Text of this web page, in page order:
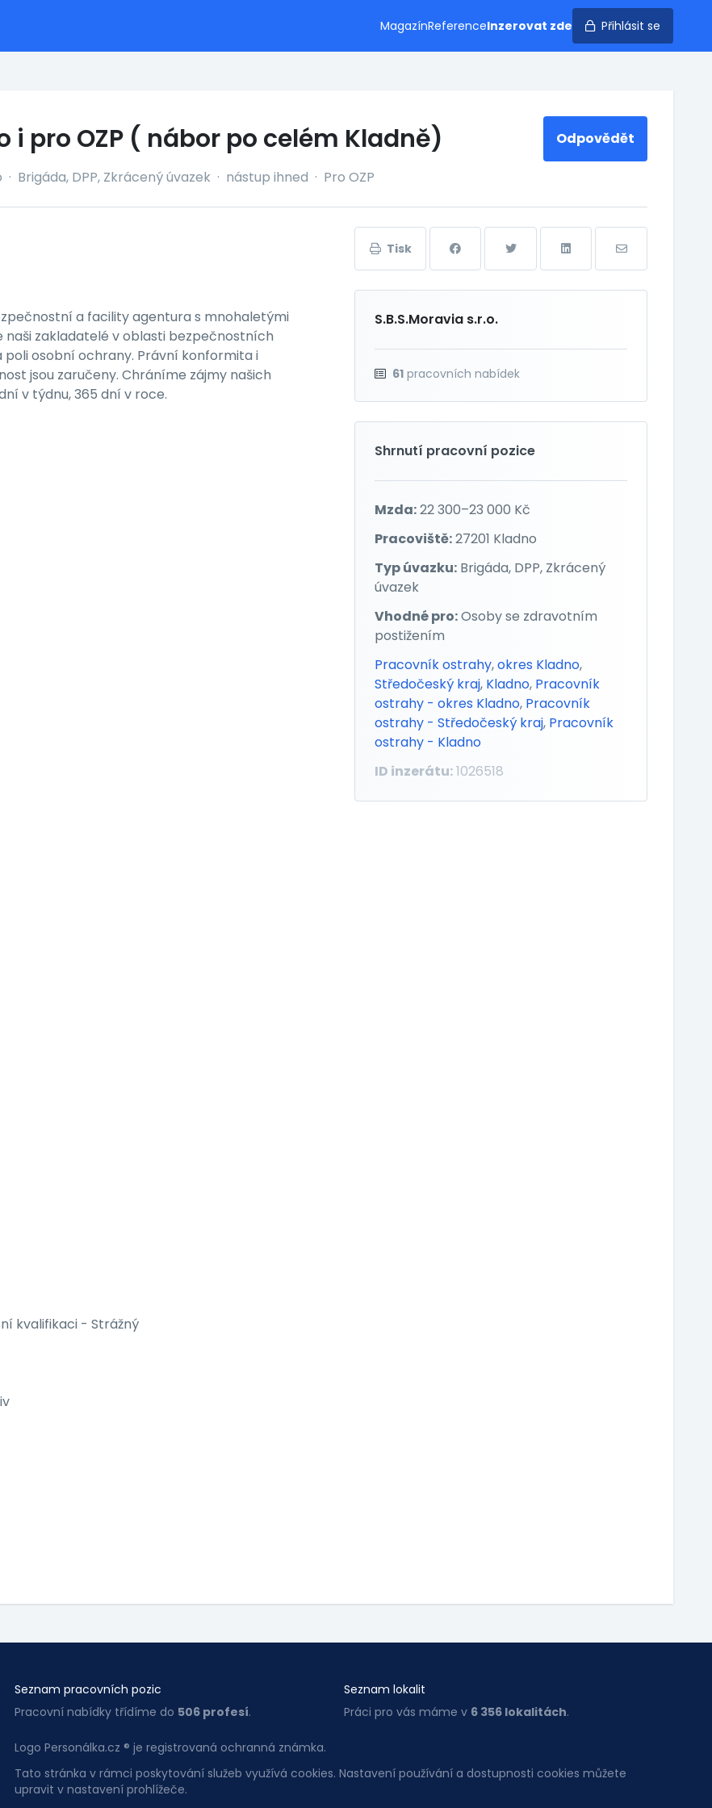
MagazínReferenceInzerovat zde Přihlásit se
pro OZP ( nábor po celém Kladně) Odpovědět
· Brigáda, DPP, Zkrácený úvazek · nástup ihned · Pro OZP
a facility agentura s mnohaletými
naši zakladatelé v oblasti bezpečnostních
poli osobní ochrany. Právní konformita i
jsou zaručeny. Chráníme zájmy našich
v týdnu, 365 dní v roce.
kvalifikaci - Strážný
Tisk
S.B.S.Moravia s.r.o.
61 pracovních nabídek
Shrnutí pracovní pozice
Mzda:22 300–23 000 Kč
Pracoviště:27201 Kladno
Typ úvazku: Brigáda, DPP, Zkrácený
úvazek
Vhodné pro:Osoby se zdravotním
postižením
Pracovník ostrahy,okres Kladno,
Středočeský kraj, Kladno, Pracovník
ostrahy - okres Kladno, Pracovník
ostrahy - Středočeský kraj, Pracovník
ostrahy - Kladno
ID inzerátu:1026518
Seznam pracovních pozic
Pracovní nabídky třídíme do 506 profesí.
Seznam lokalit
Práci pro vás máme v 6 356 lokalitách.
Logo Personálka.cz ® je registrovaná ochranná známka.
Tato stránka v rámci poskytování služeb využívá cookies. Nastavení používání a dostupnosti cookies můžete
upravit v nastavení prohlížeče.